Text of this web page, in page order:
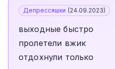
Депрессяшки (24.09.2023)
выходные быстро
пролетели вжик
отдохнули только